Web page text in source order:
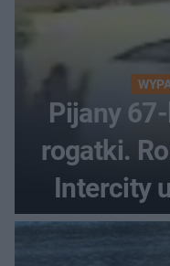
Pijany
rogatki.
Intercity